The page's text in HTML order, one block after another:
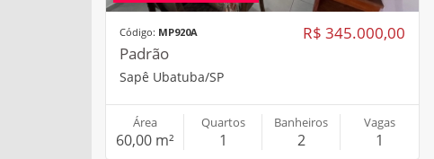
R$ 345.000,00
Código: MP920A
Padrão
Sapê Ubatuba/SP
Área
60,00 m²
Quartos
1
Banheiros
2
Vagas
1